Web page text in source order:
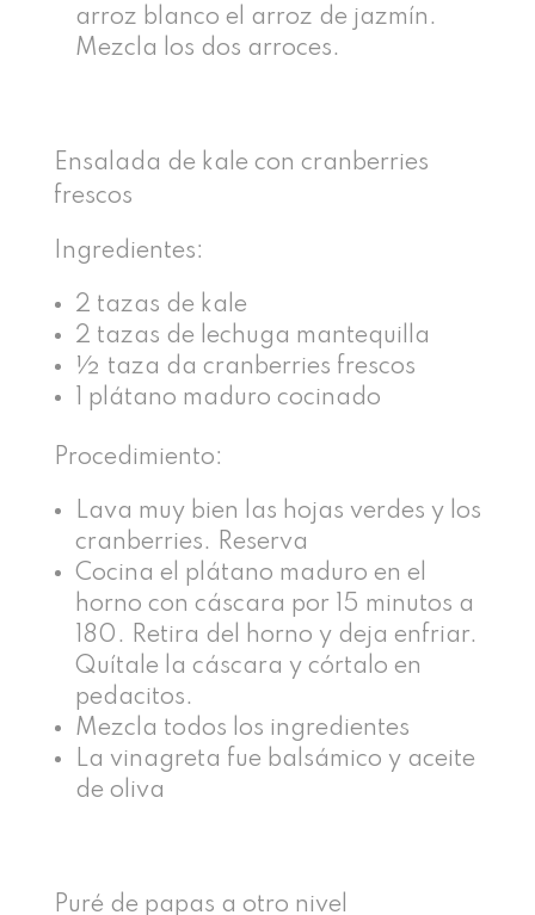
arroz blanco el arroz de jazmín.
Mezcla los dos arroces.
Ensalada de kale con cranberries
frescos
Ingredientes:
2 tazas de kale
2 tazas de lechuga mantequilla
½ taza da cranberries frescos
1 plátano maduro cocinado
Procedimiento:
Lava muy bien las hojas verdes y los
cranberries. Reserva
Cocina el plátano maduro en el
horno con cáscara por 15 minutos a
180. Retira del horno y deja enfriar.
Quítale la cáscara y córtalo en
pedacitos.
Mezcla todos los ingredientes
La vinagreta fue balsámico y aceite
de oliva
Puré de papas a otro nivel